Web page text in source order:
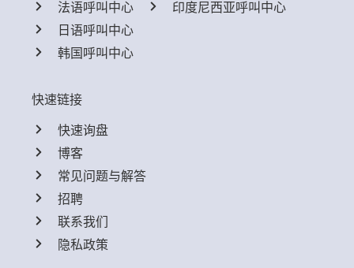
法语呼叫中心
日语呼叫中心
韩国呼叫中心
印度尼西亚呼叫中心
快速链接
快速询盘
博客
常见问题与解答
招聘
联系我们
隐私政策